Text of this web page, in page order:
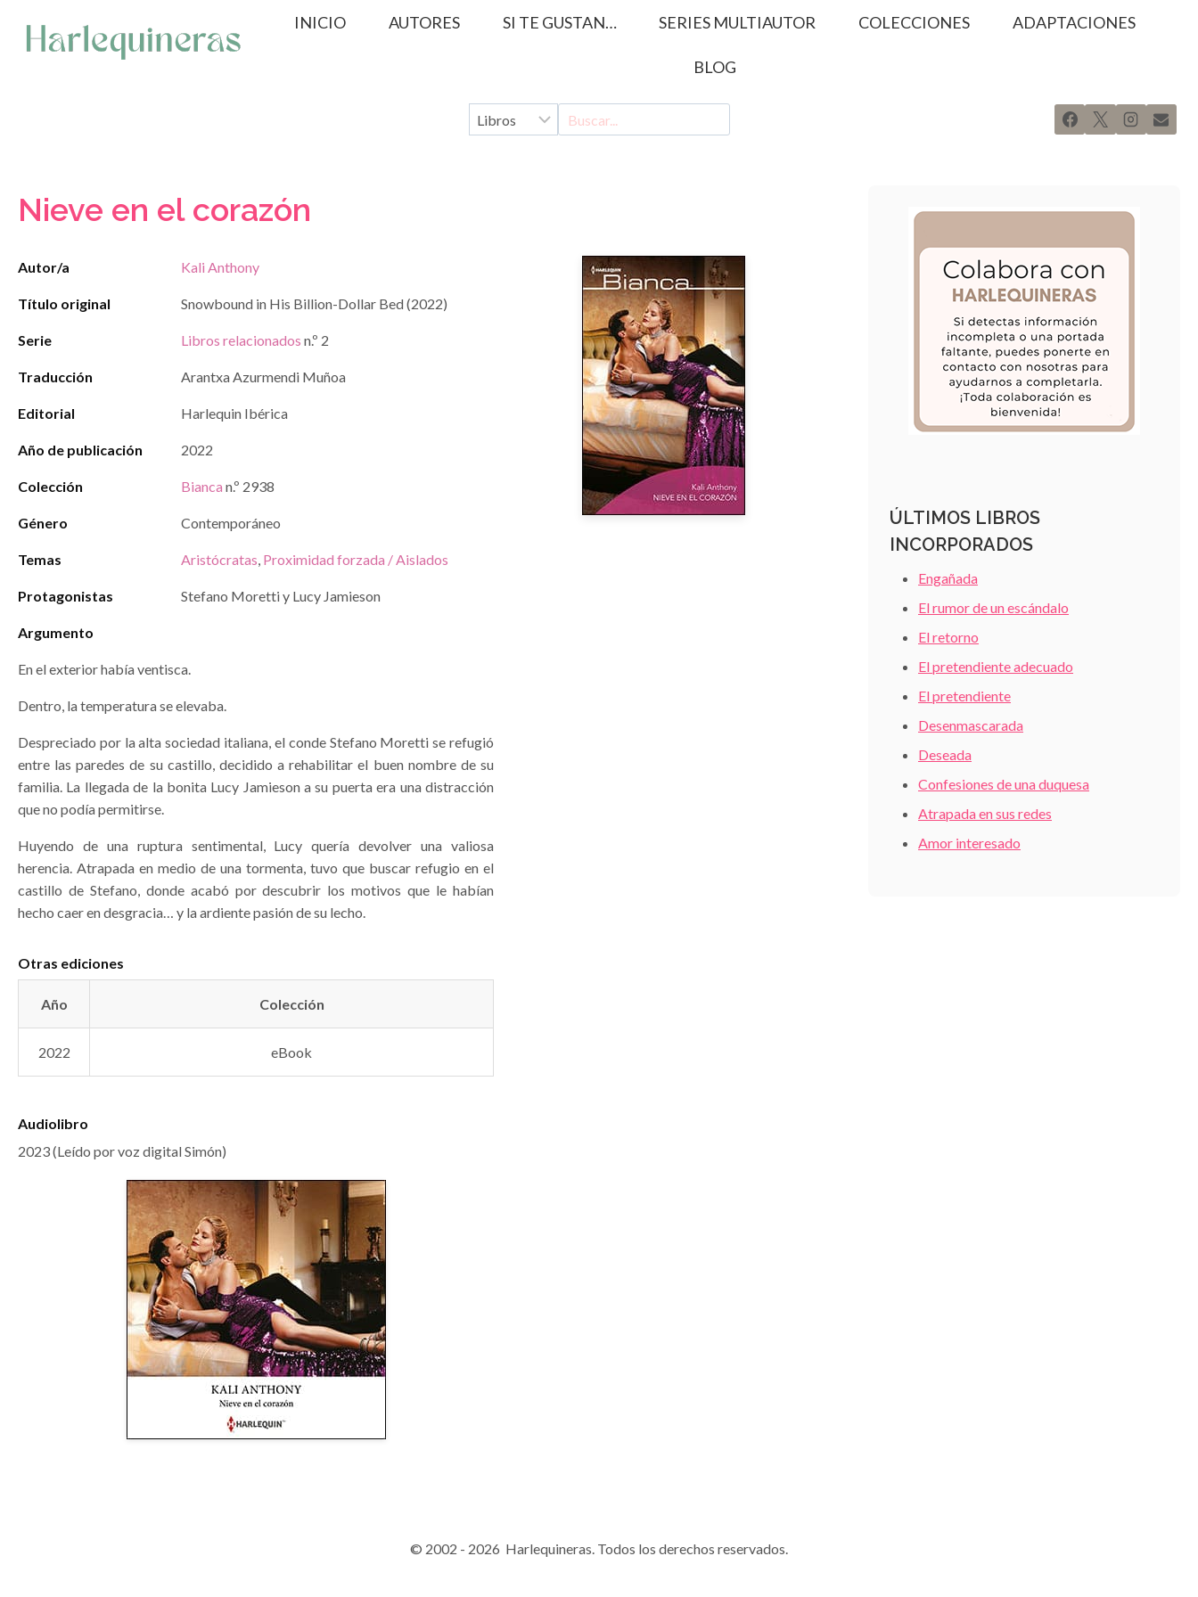
contenido
INICIO AUTORES SI TE GUSTAN… SERIES MULTIAUTOR COLECCIONES ADAPTACIONES
BLOG
Nieve en el corazón
Autor/a Kali Anthony
Título original Snowbound in His Billion-Dollar Bed (2022)
Serie Libros relacionados n.º 2
Traducción Arantxa Azurmendi Muñoa
Editorial Harlequin Ibérica
Año de publicación 2022
Colección Bianca n.º 2938
Género Contemporáneo
Temas Aristócratas, Proximidad forzada / Aislados
Protagonistas Stefano Moretti y Lucy Jamieson
Argumento
En el exterior había ventisca.
Dentro, la temperatura se elevaba.
Despreciado por la alta sociedad italiana, el conde Stefano Moretti se refugió
entre las paredes de su castillo, decidido a rehabilitar el buen nombre de su
familia. La llegada de la bonita Lucy Jamieson a su puerta era una distracción
que no podía permitirse.
Huyendo de una ruptura sentimental, Lucy quería devolver una valiosa
herencia. Atrapada en medio de una tormenta, tuvo que buscar refugio en el
castillo de Stefano, donde acabó por descubrir los motivos que le habían
hecho caer en desgracia… y la ardiente pasión de su lecho.
Otras ediciones
Año Colección
2022 eBook
Audiolibro
2023 (Leído por voz digital Simón)
ÚLTIMOS LIBROS
INCORPORADOS
Engañada
El rumor de un escándalo
El retorno
El pretendiente adecuado
El pretendiente
Desenmascarada
Deseada
Confesiones de una duquesa
Atrapada en sus redes
Amor interesado
© 2002 - 2026 Harlequineras. Todos los derechos reservados.